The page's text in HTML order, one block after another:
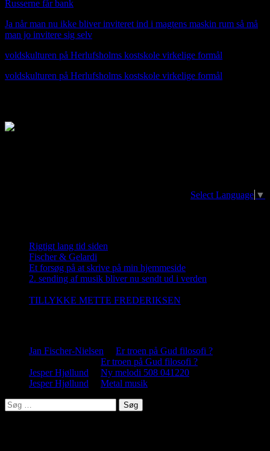
Russerne får bank
Ja når man nu ikke bliver inviteret ind i magtens maskin rum så må
man jo invitere sig selv
voldskulturen på Herlufsholms kostskole virkelige formål
voldskulturen på Herlufsholms kostskole virkelige formål
Select Language ▼
Rigtigt lang tid siden
Fischer & Gelardi
Et forsøg på at skrive på min hjemmeside
2. sending af musik bliver nu sendt ud i verden
TILLYKKE METTE FREDERIKSEN
Jan Fischer-Nielsen
Er troen på Gud filosofi ?
Er troen på Gud filosofi ?
Jesper Hjøllund
Ny melodi 508 041220
Jesper Hjøllund
Metal musik
Søg
efter: